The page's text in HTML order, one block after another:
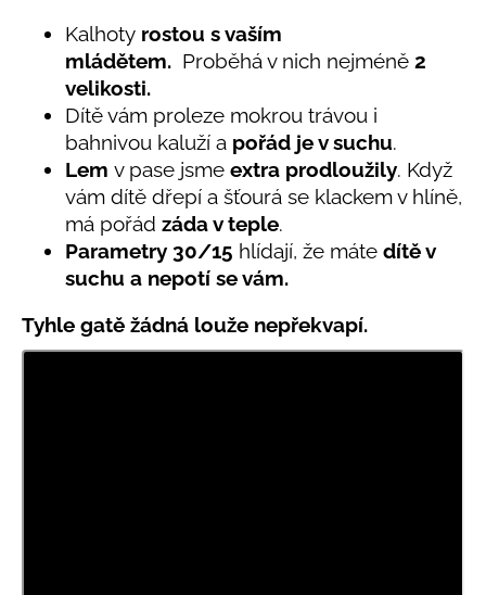
hvězdiček.
Kalhoty rostou s vaším
mládětem. Proběhá v nich nejméně 2
velikosti.
Dítě vám proleze mokrou trávou i
bahnivou kaluží a pořád je v suchu.
Lem v pase jsme extra prodloužily. Když
vám dítě dřepí a šťourá se klackem v hlíně,
má pořád záda v teple.
Parametry 30/15 hlídají, že máte dítě v
suchu a nepotí se vám.
Tyhle gatě žádná louže nepřekvapí.
LETNÍ
RYCHLESCHNOUCÍ
TYRKYSOVÉ
KORÁLKY